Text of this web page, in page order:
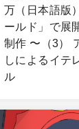
万（日本語版
ールド」で展
制作 〜（3）
しによるイテ
ル